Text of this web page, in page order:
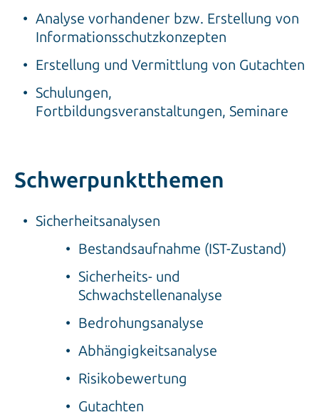
Analyse vorhandener bzw. Erstellung von
Informationsschutzkonzepten
Erstellung und Vermittlung von Gutachten
Schulungen,
Fortbildungsveranstaltungen, Seminare
Schwerpunktthemen
Sicherheitsanalysen
Bestandsaufnahme (IST-Zustand)
Sicherheits- und
Schwachstellenanalyse
Bedrohungsanalyse
Abhängigkeitsanalyse
Risikobewertung
Gutachten